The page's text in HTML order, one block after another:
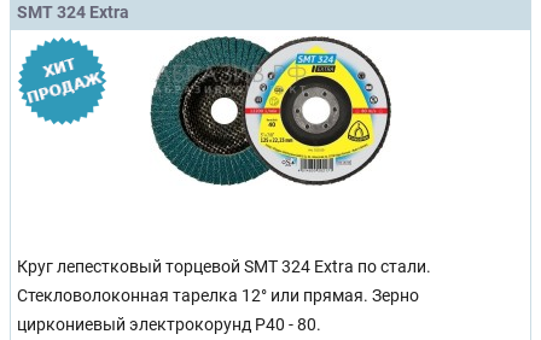
SMT 324 Extra
Круг лепестковый торцевой SMT 324 Extra по стали.
Стекловолоконная тарелка 12° или прямая. Зерно
циркониевый электрокорунд Р40 - 80.